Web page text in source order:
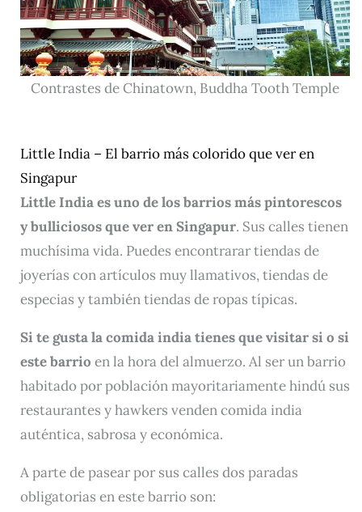
Contrastes de Chinatown, Buddha Tooth Temple
Little India – El barrio más colorido que ver en
Singapur
Little India es uno de los barrios más pintorescos
y bulliciosos que ver en Singapur. Sus calles tienen
muchísima vida. Puedes encontrarar tiendas de
joyerías con artículos muy llamativos, tiendas de
especias y también tiendas de ropas típicas.
Si te gusta la comida india tienes que visitar si o si
este barrio en la hora del almuerzo. Al ser un barrio
habitado por población mayoritariamente hindú sus
restaurantes y hawkers venden comida india
auténtica, sabrosa y económica.
A parte de pasear por sus calles dos paradas
obligatorias en este barrio son: